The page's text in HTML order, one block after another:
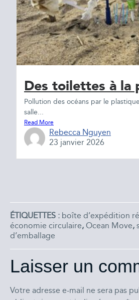
Des toilettes à la
Pollution des océans par le
salle...
Read More
Rebecca Nguyen
23 janvier 2026
ÉTIQUETTES : boîte d’expédition
économie circulaire, Ocean Move,
d’emballage
Laisser un
Votre adresse e-mail ne sera pas